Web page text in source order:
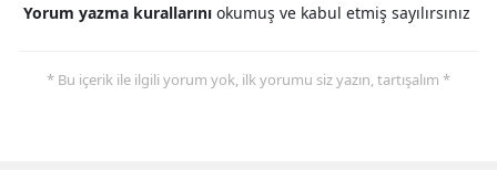
Yorum yazma kurallarını okumuş ve kabul etmiş sayılırsınız
* Bu içerik ile ilgili yorum yok, ilk yorumu siz yazın, tartışalım *